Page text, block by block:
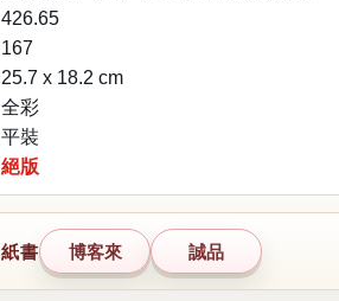
426.65
167
25.7 x 18.2 cm
全彩
平裝
絕版
紙書 博客來 誠品